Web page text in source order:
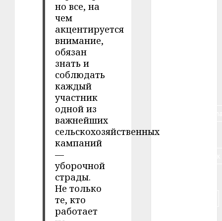
но все, на
чем
акцентируется
внимание,
обязан
знать и
соблюдать
каждый
участник
одной из
важнейших
сельскохозяйственных
кампаний
—
уборочной
страды.
Не только
те, кто
работает